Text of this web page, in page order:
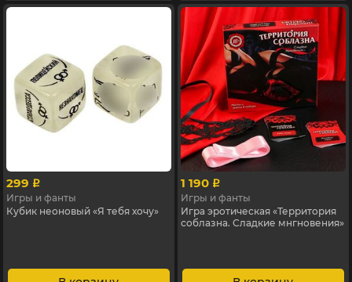
299 p
Игры и фанты
Кубик неоновый «Я тебя хочу»
1 190 p
Игры и фанты
Игра эротическая «Территория
соблазна. Сладкие мнгновения»